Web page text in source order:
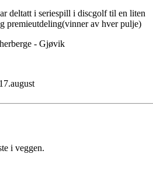
deltatt i seriespill i discgolf til en liten
premieutdeling(vinner av hver pulje)
- Gjøvik
i veggen.